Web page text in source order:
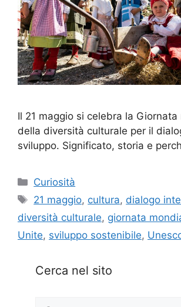
Il 21 maggio si celebra la Giornata
della diversità culturale per il
sviluppo. Significato, storia e
Categorie
Curiosità
Tag
21 maggio, cultura, dialogo
diversità culturale, giornata
Unite, sviluppo sostenibile,
Cerca nel sito
Ricerca